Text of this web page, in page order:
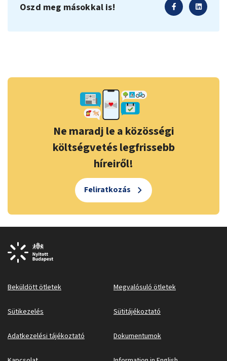
Oszd meg másokkal is!
Ne maradj le a közösségi
költségvetés legfrissebb
híreiről!
Feliratkozás
Beküldött ötletek Megvalósuló ötletek
Sütikezelés Sütitájékoztató
Adatkezelési tájékoztató Dokumentumok